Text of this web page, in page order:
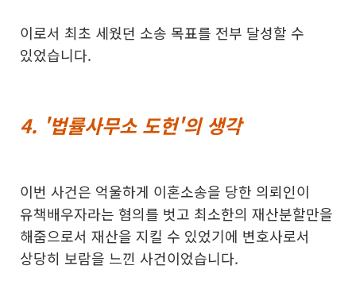
이로서 최초 세웠던 소송 목표를 전부 달성할 수
있었습니다.
​4. '법률사무소 도헌'의 생각
이번 사건은 억울하게 이혼소송을 당한 의뢰인이
유책배우자라는 혐의를 벗고 최소한의 재산분할만을
해줌으로서 재산을 지킬 수 있었기에 변호사로서
상당히 보람을 느낀 사건이었습니다.